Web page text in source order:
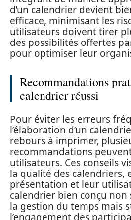
d’un calendrier devient
efficace, minimisant les
utilisateurs doivent tirer
des possibilités offertes
pour optimiser leur
Recommandations
calendrier réussi
Pour éviter les erreurs
l’élaboration d’un
rebours à imprimer,
recommandations
utilisateurs. Ces conseils
la qualité des calendriers,
présentation et leur
calendrier bien conçu
la gestion du temps mais
l’engagement des